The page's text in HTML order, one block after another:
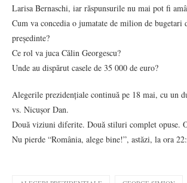
Larisa Bernaschi, iar răspunsurile nu mai pot fi
Cum va concedia o jumatate de milion de bugetari
președinte?
Ce rol va juca Călin Georgescu?
Unde au dispărut casele de 35 000 de euro?
Alegerile prezidențiale continuă pe 18 mai, cu un
vs. Nicușor Dan.
Două viziuni diferite. Două stiluri complet opuse.
Nu pierde “România, alege bine!”, astăzi, la ora